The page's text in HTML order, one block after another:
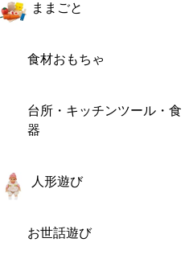
ままごと
食材おもちゃ
台所・キッチンツール・食
器
人形遊び
お世話遊び